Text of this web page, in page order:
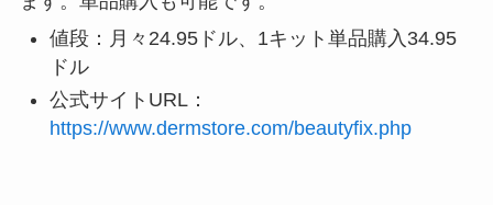
値段：月々24.95ドル、1キット単品購入34.95
ドル
公式サイトURL：
https://www.dermstore.com/beautyfix.php